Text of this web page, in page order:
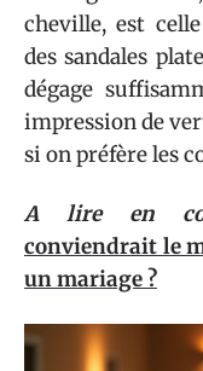
cheville, est
des sandales
dégage
impression de
si on préfère les
A lire en
conviendrait le
un mariage ?